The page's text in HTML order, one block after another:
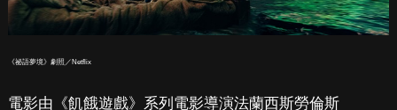
《祕語夢境》劇照／Netflix
電影由《飢餓遊戲》系列電影導演法蘭西斯勞倫斯